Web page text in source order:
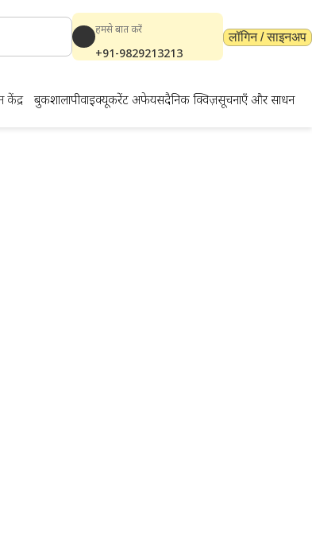
हमसे बात करें
+91-9829213213
लॉगिन / साइनअप
बुकशालापीवाईक्यूकरेंट अफेयर्सदैनिक क्विज़सूचनाएँ और साधन